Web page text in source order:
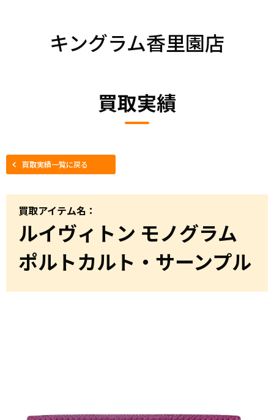
キングラム香里園店
買取実績
買取実績一覧に戻る
買取アイテム名：
ルイヴィトン モノグラム
ポルトカルト・サーンプル